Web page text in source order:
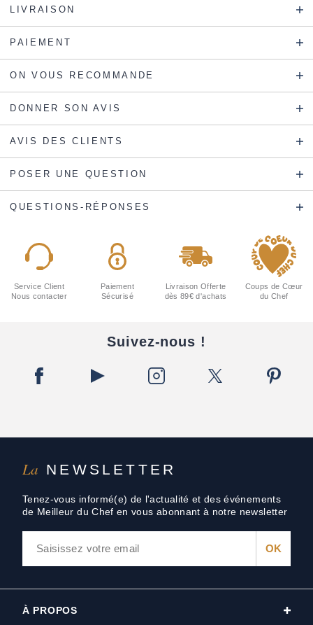
LIVRAISON
PAIEMENT
ON VOUS RECOMMANDE
DONNER SON AVIS
AVIS DES CLIENTS
POSER UNE QUESTION
QUESTIONS-RÉPONSES
La NEWSLETTER
Tenez-vous informé(e) de l'actualité et des événements
de Meilleur du Chef en vous abonnant à notre newsletter
Service Client
Nous contacter
Paiement
Sécurisé
Livraison Offerte
dès 89€ d'achats
Coups de Cœur
du Chef
Suivez-nous !
À PROPOS